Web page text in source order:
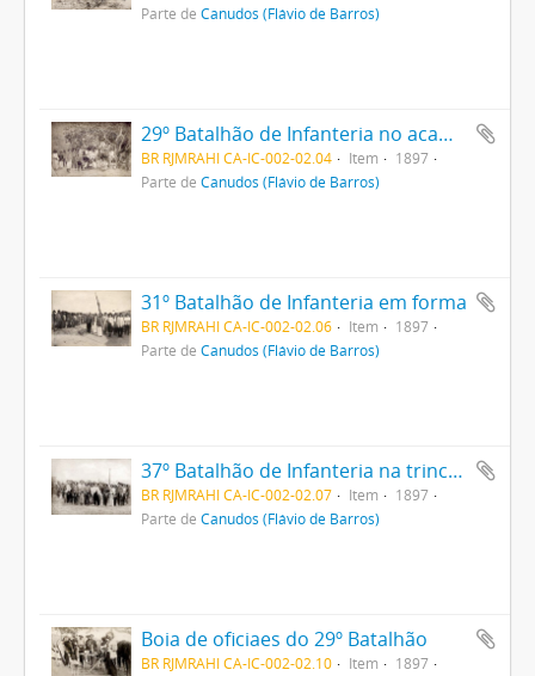
Parte de Canudos (Flávio de Barros)
29º Batalhão de Infanteria no acampamento
BR RJMRAHI CA-IC-002-02.04 Item
1897
Parte de Canudos (Flávio de Barros)
31º Batalhão de Infanteria em forma
BR RJMRAHI CA-IC-002-02.06 Item
1897
Parte de Canudos (Flávio de Barros)
37º Batalhão de Infanteria na trincheira
BR RJMRAHI CA-IC-002-02.07 Item
1897
Parte de Canudos (Flávio de Barros)
Boia de oficiaes do 29º Batalhão
BR RJMRAHI CA-IC-002-02.10 Item
1897